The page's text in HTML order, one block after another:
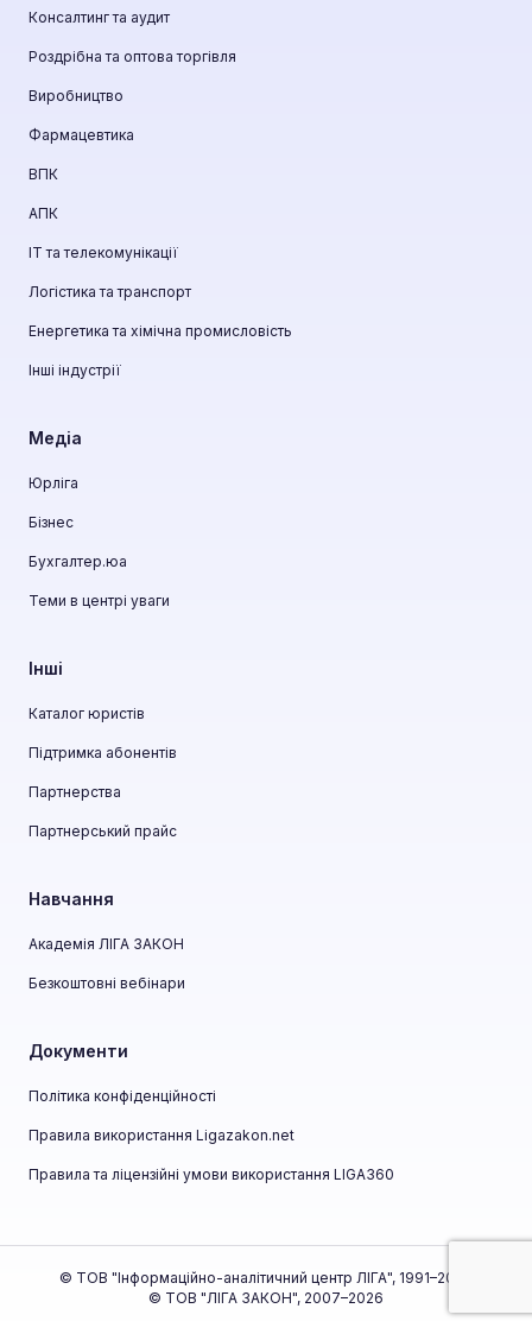
Консалтинг та аудит
Роздрібна та оптова торгівля
Виробництво
Фармацевтика
ВПК
АПК
ІТ та телекомунікації
Логістика та транспорт
Енергетика та хімічна промисловість
Інші індустрії
Медіа
Юрліга
Бізнес
Бухгалтер.юа
Теми в центрі уваги
Інші
Каталог юристів
Підтримка абонентів
Партнерства
Партнерський прайс
Навчання
Академія ЛІГА ЗАКОН
Безкоштовні вебінари
Документи
Політика конфіденційності
Правила використання Ligazakon.net
Правила та ліцензійні умови використання LIGA360
© ТОВ "Інформаційно-аналітичний центр ЛІГА", 1991–2026
© ТОВ "ЛІГА ЗАКОН", 2007–2026